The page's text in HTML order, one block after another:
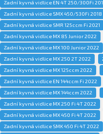
Zadní kyvná vidlice EN 4T 250/300Fi
Zadní kyvná vidlice SMX 450/530Fi 2018
Zadní kyvná vidlice SMR 125ccm Fi 2021
Zadní kyvná vidlice MX 85 Junior 2022
Zadní kyvná vidlice MX 100 Junior 2022
Zadní kyvná vidlice MX 250 2T 2022
Zadní kyvná vidlice MX 125ccm 2022
Zadní kyvná vidlice EN 144ccm Fi 2022
Zadní kyvná vidlice MX 144ccm 2022
Zadní kyvná vidlice MX 250 Fi 4T 2022
Zadní kyvná vidlice MX 450 Fi 4T 2022
Zadní kyvná vidlice SMK 450 Fi 4T 2022